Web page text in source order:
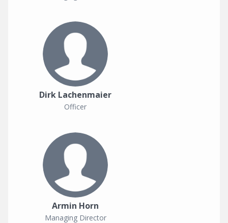
Dirk Lachenmaier
Officer
Armin Horn
Managing Director